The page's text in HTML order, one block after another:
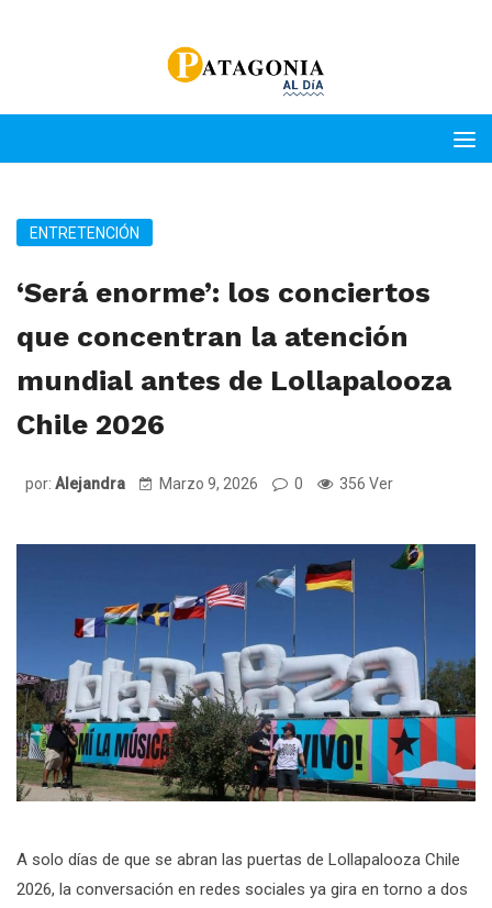
ENTRETENCIÓN
‘Será enorme’: los conciertos
que concentran la atención
mundial antes de Lollapalooza
Chile 2026
por: Alejandra Marzo 9, 2026 0 356 Ver
A solo días de que se abran las puertas de Lollapalooza Chile
2026, la conversación en redes sociales ya gira en torno a dos